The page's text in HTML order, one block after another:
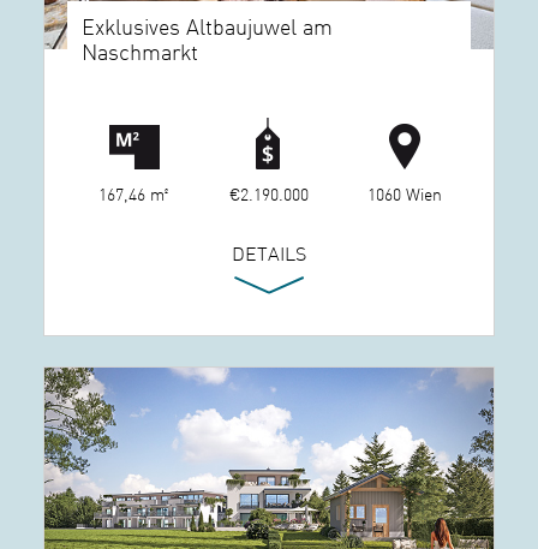
Exklusives Altbaujuwel am
Naschmarkt
167,46 m² €2.190.000 1060 Wien
DETAILS